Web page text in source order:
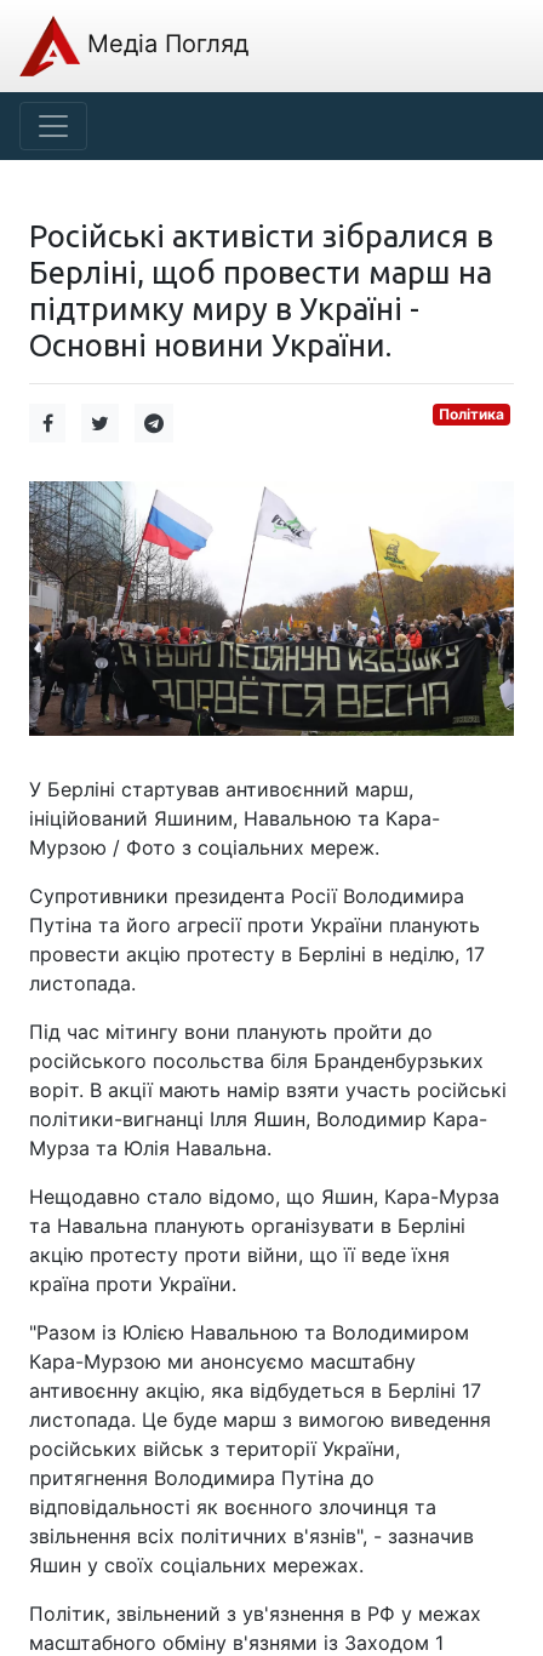
Медіа Погляд
Російські активісти зібралися в
Берліні, щоб провести марш на
підтримку миру в Україні -
Основні новини України.
Політика
У Берліні стартував антивоєнний марш,
ініційований Яшиним, Навальною та Кара-
Мурзою / Фото з соціальних мереж.
Супротивники президента Росії Володимира
Путіна та його агресії проти України планують
провести акцію протесту в Берліні в неділю, 17
листопада.
Під час мітингу вони планують пройти до
російського посольства біля Бранденбурзьких
воріт. В акції мають намір взяти участь російські
політики-вигнанці Ілля Яшин, Володимир Кара-
Мурза та Юлія Навальна.
Нещодавно стало відомо, що Яшин, Кара-Мурза
та Навальна планують організувати в Берліні
акцію протесту проти війни, що її веде їхня
країна проти України.
"Разом із Юлією Навальною та Володимиром
Кара-Мурзою ми анонсуємо масштабну
антивоєнну акцію, яка відбудеться в Берліні 17
листопада. Це буде марш з вимогою виведення
російських військ з території України,
притягнення Володимира Путіна до
відповідальності як воєнного злочинця та
звільнення всіх політичних в'язнів", - зазначив
Яшин у своїх соціальних мережах.
Політик, звільнений з ув'язнення в РФ у межах
масштабного обміну в'язнями із Заходом 1